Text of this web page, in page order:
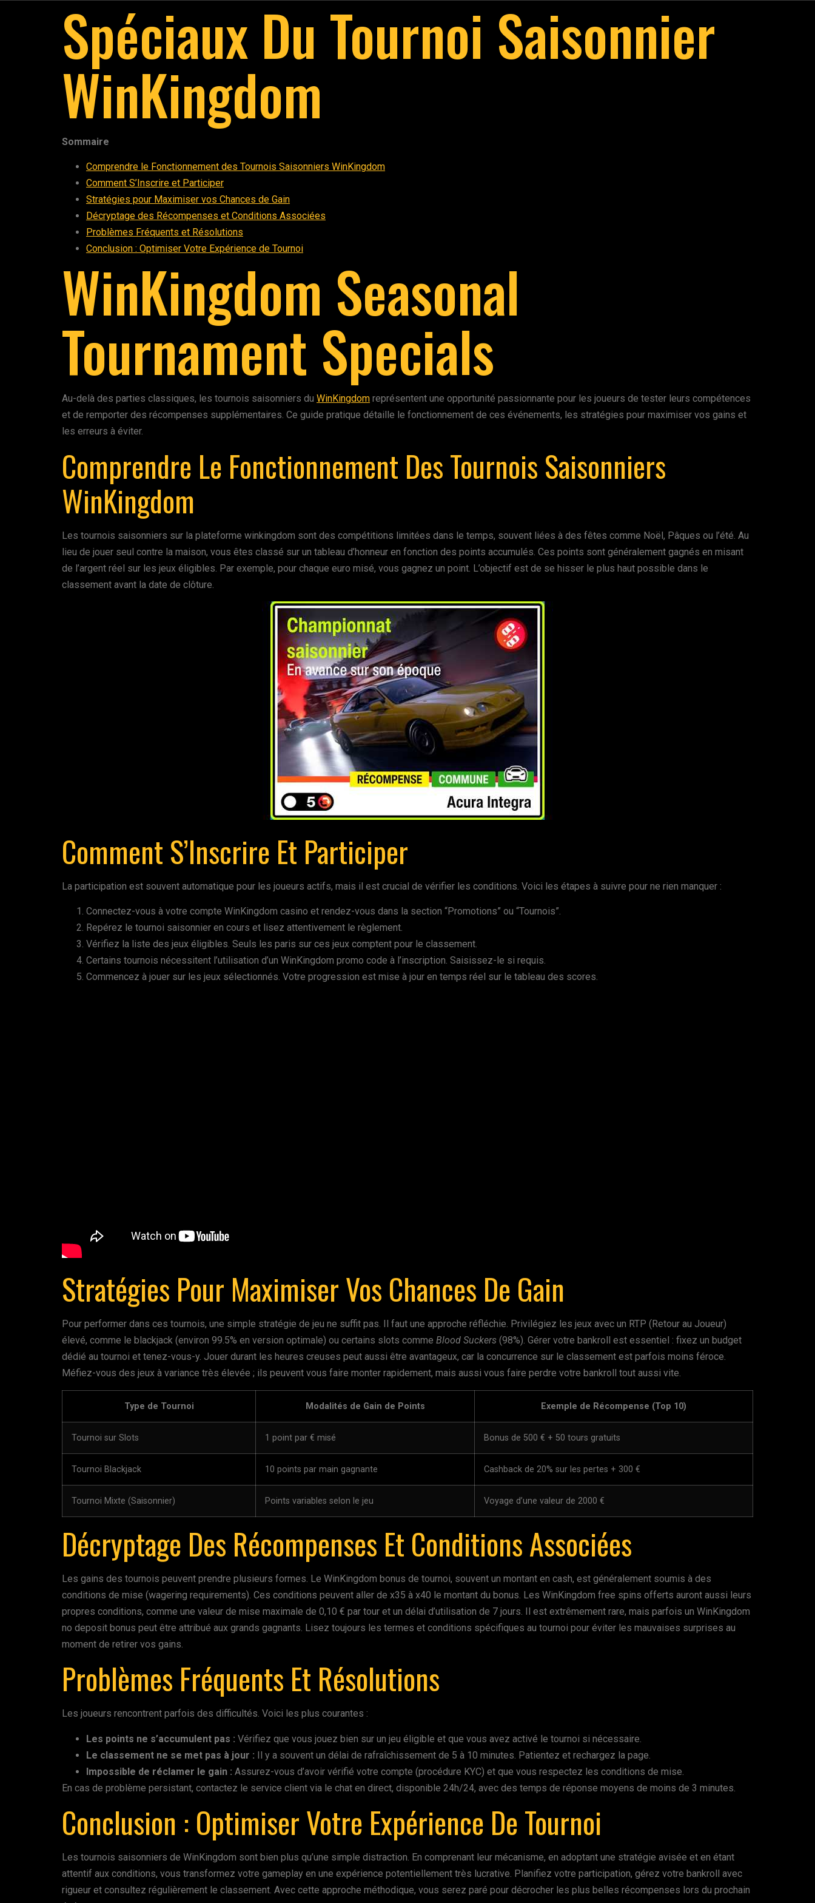
Spéciaux Du Tournoi Saisonnier
WinKingdom
Sommaire
Comprendre le Fonctionnement des Tournois Saisonniers WinKingdom
Comment S’Inscrire et Participer
Stratégies pour Maximiser vos Chances de Gain
Décryptage des Récompenses et Conditions Associées
Problèmes Fréquents et Résolutions
Conclusion : Optimiser Votre Expérience de Tournoi
WinKingdom Seasonal
Tournament Specials
Au-delà des parties classiques, les tournois saisonniers du WinKingdom représentent une opportunité passionnante pour les joueurs de tester leurs compétences
et de remporter des récompenses supplémentaires. Ce guide pratique détaille le fonctionnement de ces événements, les stratégies pour maximiser vos gains et
les erreurs à éviter.
Comprendre Le Fonctionnement Des Tournois Saisonniers
WinKingdom
Les tournois saisonniers sur la plateforme winkingdom sont des compétitions limitées dans le temps, souvent liées à des fêtes comme Noël, Pâques ou l’été. Au
lieu de jouer seul contre la maison, vous êtes classé sur un tableau d’honneur en fonction des points accumulés. Ces points sont généralement gagnés en misant
de l’argent réel sur les jeux éligibles. Par exemple, pour chaque euro misé, vous gagnez un point. L’objectif est de se hisser le plus haut possible dans le
classement avant la date de clôture.
Comment S’Inscrire Et Participer
La participation est souvent automatique pour les joueurs actifs, mais il est crucial de vérifier les conditions. Voici les étapes à suivre pour ne rien manquer :
Connectez-vous à votre compte WinKingdom casino et rendez-vous dans la section “Promotions” ou “Tournois”.
Repérez le tournoi saisonnier en cours et lisez attentivement le règlement.
Vérifiez la liste des jeux éligibles. Seuls les paris sur ces jeux comptent pour le classement.
Certains tournois nécessitent l’utilisation d’un WinKingdom promo code à l’inscription. Saisissez-le si requis.
Commencez à jouer sur les jeux sélectionnés. Votre progression est mise à jour en temps réel sur le tableau des scores.
Stratégies Pour Maximiser Vos Chances De Gain
Pour performer dans ces tournois, une simple stratégie de jeu ne suffit pas. Il faut une approche réfléchie. Privilégiez les jeux avec un RTP (Retour au Joueur)
élevé, comme le blackjack (environ 99.5% en version optimale) ou certains slots comme Blood Suckers (98%). Gérer votre bankroll est essentiel : fixez un budget
dédié au tournoi et tenez-vous-y. Jouer durant les heures creuses peut aussi être avantageux, car la concurrence sur le classement est parfois moins féroce.
Méfiez-vous des jeux à variance très élevée ; ils peuvent vous faire monter rapidement, mais aussi vous faire perdre votre bankroll tout aussi vite.
Type de Tournoi Modalités de Gain de Points Exemple de Récompense (Top 10)
Tournoi sur Slots 1 point par € misé Bonus de 500 € + 50 tours gratuits
Tournoi Blackjack 10 points par main gagnante Cashback de 20% sur les pertes + 300 €
Tournoi Mixte (Saisonnier) Points variables selon le jeu Voyage d’une valeur de 2000 €
Décryptage Des Récompenses Et Conditions Associées
Les gains des tournois peuvent prendre plusieurs formes. Le WinKingdom bonus de tournoi, souvent un montant en cash, est généralement soumis à des
conditions de mise (wagering requirements). Ces conditions peuvent aller de x35 à x40 le montant du bonus. Les WinKingdom free spins offerts auront aussi leurs
propres conditions, comme une valeur de mise maximale de 0,10 € par tour et un délai d’utilisation de 7 jours. Il est extrêmement rare, mais parfois un WinKingdom
no deposit bonus peut être attribué aux grands gagnants. Lisez toujours les termes et conditions spécifiques au tournoi pour éviter les mauvaises surprises au
moment de retirer vos gains.
Problèmes Fréquents Et Résolutions
Les joueurs rencontrent parfois des difficultés. Voici les plus courantes :
Les points ne s’accumulent pas : Vérifiez que vous jouez bien sur un jeu éligible et que vous avez activé le tournoi si nécessaire.
Le classement ne se met pas à jour : Il y a souvent un délai de rafraîchissement de 5 à 10 minutes. Patientez et rechargez la page.
Impossible de réclamer le gain : Assurez-vous d’avoir vérifié votre compte (procédure KYC) et que vous respectez les conditions de mise.
En cas de problème persistant, contactez le service client via le chat en direct, disponible 24h/24, avec des temps de réponse moyens de moins de 3 minutes.
Conclusion : Optimiser Votre Expérience De Tournoi
Les tournois saisonniers de WinKingdom sont bien plus qu’une simple distraction. En comprenant leur mécanisme, en adoptant une stratégie avisée et en étant
attentif aux conditions, vous transformez votre gameplay en une expérience potentiellement très lucrative. Planifiez votre participation, gérez votre bankroll avec
rigueur et consultez régulièrement le classement. Avec cette approche méthodique, vous serez paré pour décrocher les plus belles récompenses lors du prochain